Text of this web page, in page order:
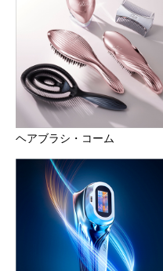
ヘアブラシ・コーム